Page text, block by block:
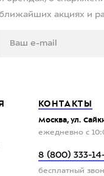
акциях и
КОНТАКТЫ
Москва, ул.
ежедневно с
8 (800) 333-
бесплатный